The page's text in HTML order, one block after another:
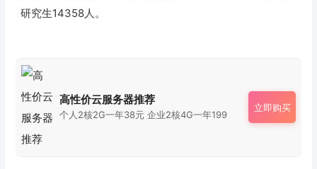
研究生14358人。
高性价云服务器推荐
个人2核2G一年38元 企业2核4G一年199
立即购买